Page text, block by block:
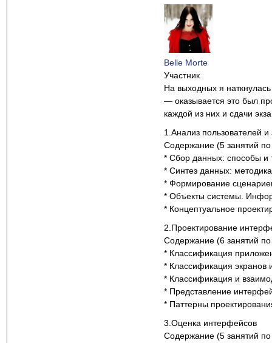
Belle Morte
Участник
На выходных я
— оказывается это был
каждой из них и сдачи
1.Анализ пользователей и
Содержание (5 занятий
* Сбор данных: способы и
* Синтез данных:
* Формирование
* Объекты системы.
* Концептуальное
2.Проектирование
Содержание (6 занятий
* Классификация
* Классификация экранов
* Классификация и
* Представление
* Паттерны
3.Оценка интерфейсов
Содержание (5 занятий